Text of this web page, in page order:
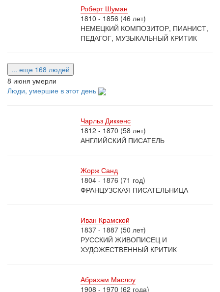
Роберт Шуман
1810 - 1856 (46 лет)
НЕМЕЦКИЙ КОМПОЗИТОР, ПИАНИСТ,
ПЕДАГОГ, МУЗЫКАЛЬНЫЙ КРИТИК
... еще 168 людей
8 июня умерли
Люди, умершие в этот день
Чарльз Диккенс
1812 - 1870 (58 лет)
АНГЛИЙСКИЙ ПИСАТЕЛЬ
Жорж Санд
1804 - 1876 (71 год)
ФРАНЦУЗСКАЯ ПИСАТЕЛЬНИЦА
Иван Крамской
1837 - 1887 (50 лет)
РУССКИЙ ЖИВОПИСЕЦ И
ХУДОЖЕСТВЕННЫЙ КРИТИК
Абрахам Маслоу
1908 - 1970 (62 года)